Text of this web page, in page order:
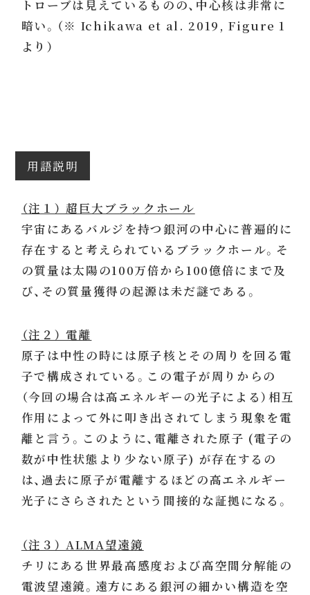
トローブは見えているものの、中心核は非常に
暗い。（※ Ichikawa et al. 2019, Figure 1
より）
用語説明
（注１） 超巨大ブラックホール
宇宙にあるバルジを持つ銀河の中心に普遍的に
存在すると考えられているブラックホール。そ
の質量は太陽の100万倍から100億倍にまで及
び、その質量獲得の起源は未だ謎である。
（注２） 電離
原子は中性の時には原子核とその周りを回る電
子で構成されている。この電子が周りからの
（今回の場合は高エネルギーの光子による）相互
作用によって外に叩き出されてしまう現象を電
離と言う。このように、電離された原子 (電子の
数が中性状態より少ない原子) が存在するの
は、過去に原子が電離するほどの高エネルギー
光子にさらされたという間接的な証拠になる。
（注３） ALMA望遠鏡
チリにある世界最高感度および高空間分解能の
電波望遠鏡。遠方にある銀河の細かい構造を空